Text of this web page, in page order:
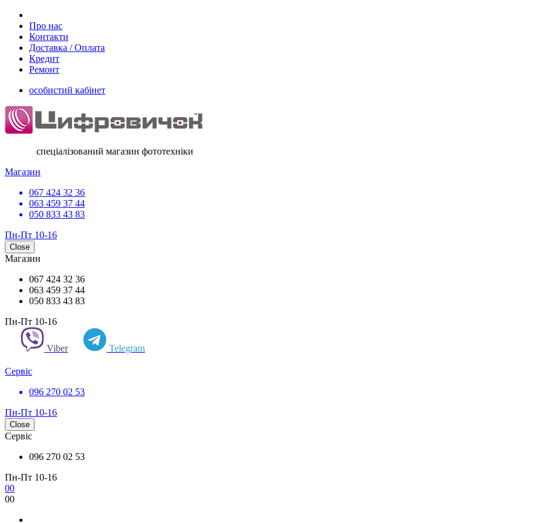
Про нас
Контакти
Доставка / Оплата
Кредит
Ремонт
особистий кабінет
спеціалізований магазин фототехніки
Магазин
067 424 32 36
063 459 37 44
050 833 43 83
Пн-Пт 10-16
Close
Магазин
067 424 32 36
063 459 37 44
050 833 43 83
Пн-Пт 10-16
Viber Telegram
Сервіс
096 270 02 53
Пн-Пт 10-16
Close
Сервіс
096 270 02 53
Пн-Пт 10-16
00
00